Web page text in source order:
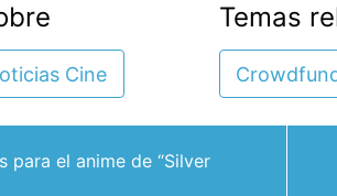
Cine
Temas
para el anime de “Silver